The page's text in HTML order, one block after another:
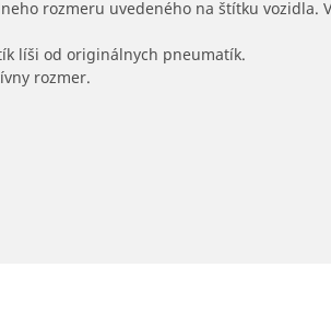
rozmeru uvedeného na štítku vozidla.
líši od originálnych pneumatík.
rozmer.